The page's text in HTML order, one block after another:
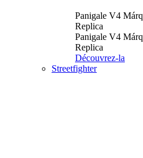
Panigale V4
Replica
Panigale V4
Replica
Découvrez-la
Streetfighter